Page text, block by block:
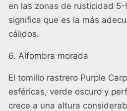
en las zonas de rusticidad 5-
significa que es la más
cálidos.
6. Alfombra morada
El tomillo rastrero Purple
esféricas, verde oscuro y
crece a una altura